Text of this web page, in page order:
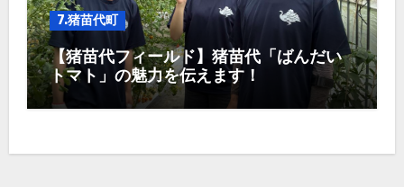
7.猪苗代町
【猪苗代フィールド】猪苗代「ばんだい
トマト」の魅力を伝えます！